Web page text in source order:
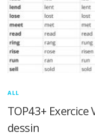
ALL
TOP43+
dessin